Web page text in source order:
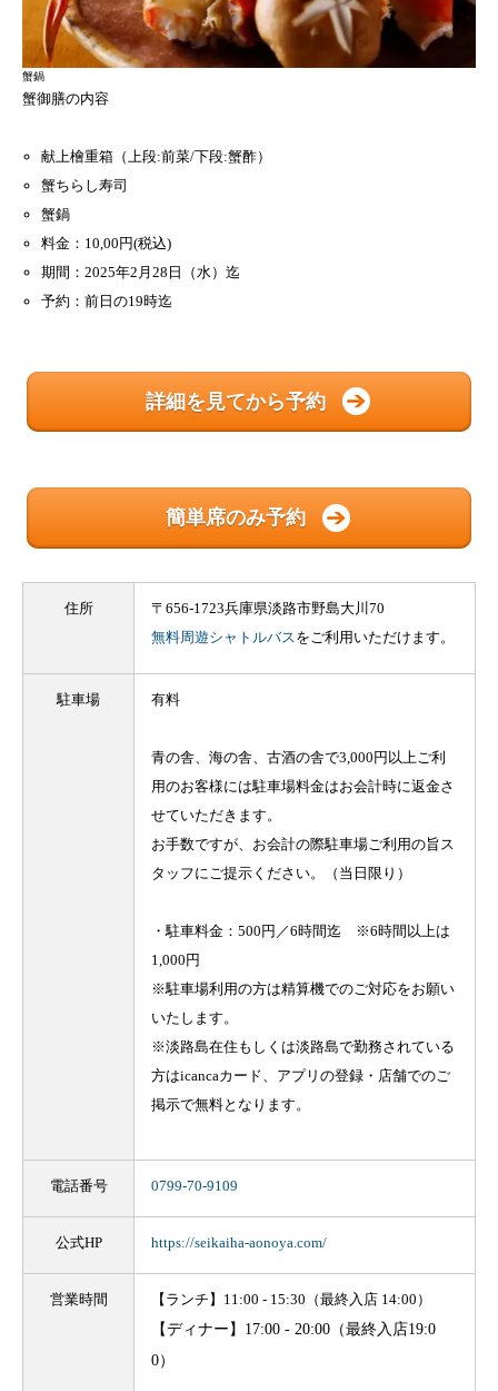
蟹鍋
蟹御膳の内容
献上檜重箱（上段:前菜/下段:蟹酢）
蟹ちらし寿司
蟹鍋
料金：10,00円(税込)
期間：2025年2月28日（水）迄
予約：前日の19時迄
詳細を見てから予約
簡単席のみ予約
住所
〒656-1723兵庫県淡路市野島大川70
無料周遊シャトルバスをご利用いただけます。
駐車場 有料
青の舎、海の舎、古酒の舎で3,000円以上ご利
用のお客様には駐車場料金はお会計時に返金さ
せていただきます。
お手数ですが、お会計の際駐車場ご利用の旨ス
タッフにご提示ください。（当日限り）
・駐車料金：500円／6時間迄 ※6時間以上は
1,000円
※駐車場利用の方は精算機でのご対応をお願い
いたします。
※淡路島在住もしくは淡路島で勤務されている
方はicancaカード、アプリの登録・店舗でのご
掲示で無料となります。
電話番号 0799-70-9109
公式HP https://seikaiha-aonoya.com/
営業時間
【ランチ】11:00 - 15:30（最終入店 14:00）
【ディナー】 17:00 - 20:00（最終入店19:0
0）